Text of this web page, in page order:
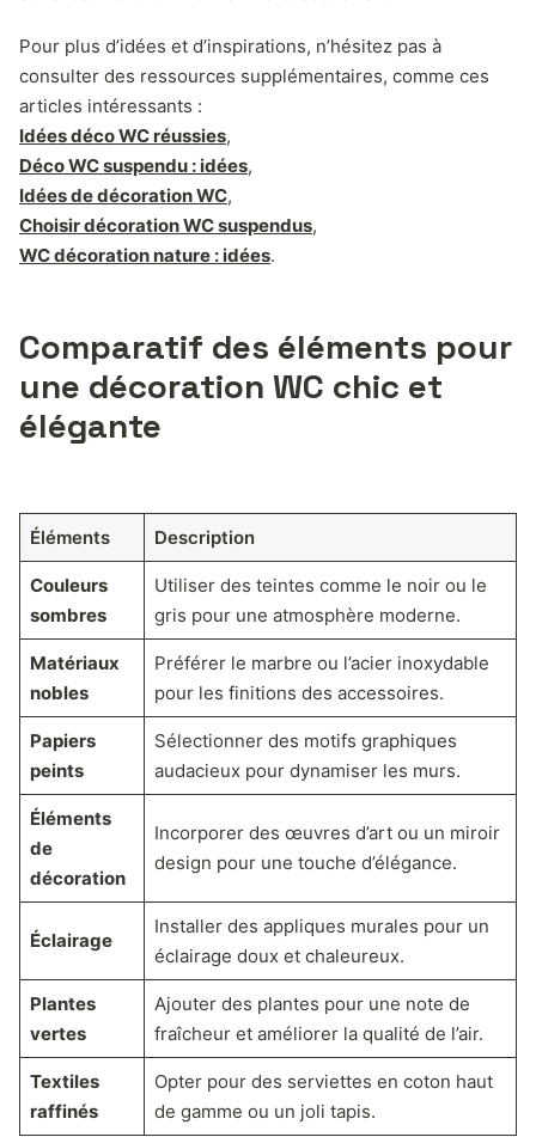
Pour plus d’idées et d’inspirations, n’hésitez pas à
consulter des ressources supplémentaires, comme ces
articles intéressants :
Idées déco WC réussies,
Déco WC suspendu : idées,
Idées de décoration WC,
Choisir décoration WC suspendus,
WC décoration nature : idées.
Comparatif des éléments pour
une décoration WC chic et
élégante
Éléments Description
Couleurs
sombres
Utiliser des teintes comme le noir ou le
gris pour une atmosphère moderne.
Matériaux
nobles
Préférer le marbre ou l’acier inoxydable
pour les finitions des accessoires.
Papiers
peints
Sélectionner des motifs graphiques
audacieux pour dynamiser les murs.
Éléments
de
décoration
Incorporer des œuvres d’art ou un miroir
design pour une touche d’élégance.
Éclairage
Installer des appliques murales pour un
éclairage doux et chaleureux.
Plantes
vertes
Ajouter des plantes pour une note de
fraîcheur et améliorer la qualité de l’air.
Textiles
raffinés
Opter pour des serviettes en coton haut
de gamme ou un joli tapis.